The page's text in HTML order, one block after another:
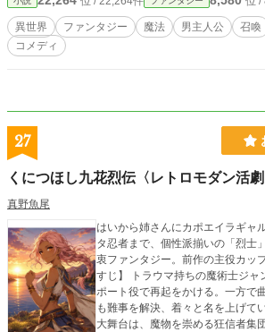
異世界 ファンタジー 魔法 男主人公 召喚
コメディ
27
くにつほし九花烈伝〈レトロモダン活劇
真野魚尾
はいから姉さんにカポエイラギャ
タ忍者まで、個性派揃いの「烈士
衷ファンタジー。前作の主役カップル
すじ】 トラウマ持ちの魔術士ジャ
ポート役で再起をかける。一方で
も難事を解決、着々と名を上げて
大舞台は、魔物を崇める狂信者集団と